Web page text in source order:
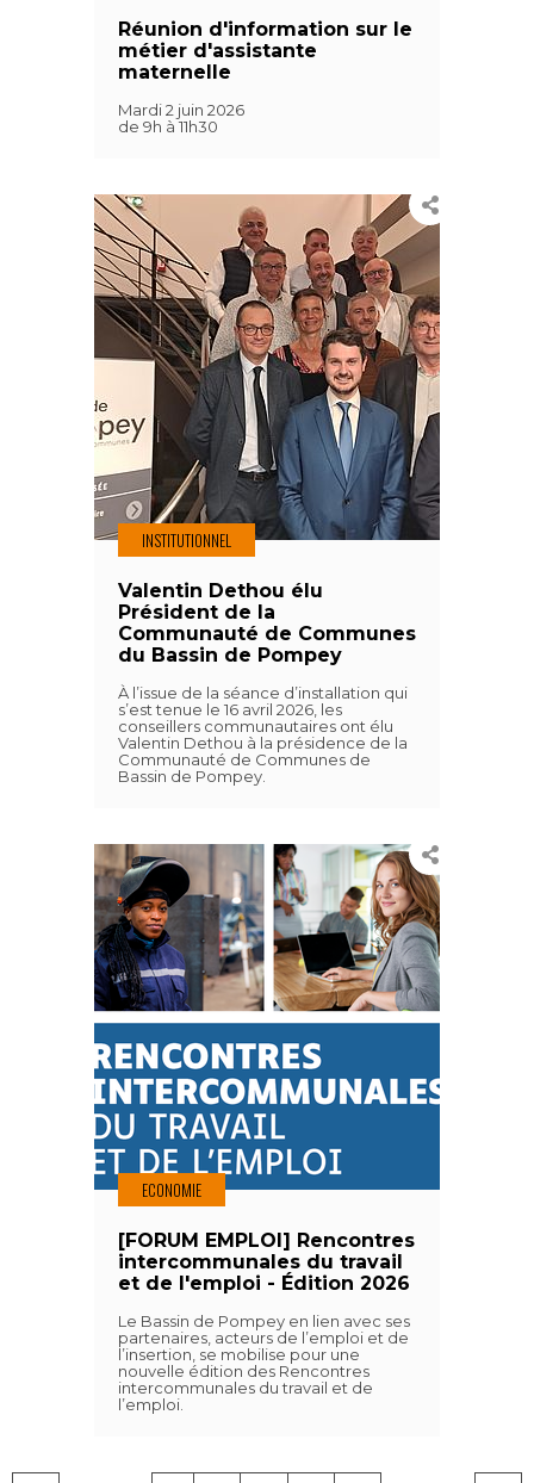
Réunion d'information sur le
métier d'assistante
maternelle
Mardi 2 juin 2026
de 9h à 11h30
INSTITUTIONNEL
Valentin Dethou élu
Président de la
Communauté de Communes
du Bassin de Pompey
À l’issue de la séance d’installation qui
s’est tenue le 16 avril 2026, les
conseillers communautaires ont élu
Valentin Dethou à la présidence de la
Communauté de Communes de
Bassin de Pompey.
ECONOMIE
[FORUM EMPLOI] Rencontres
intercommunales du travail
et de l'emploi - Édition 2026
Le Bassin de Pompey en lien avec ses
partenaires, acteurs de l’emploi et de
l’insertion, se mobilise pour une
nouvelle édition des Rencontres
intercommunales du travail et de
l’emploi.